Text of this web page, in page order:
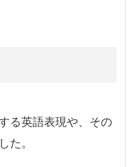
る英語表現や、その
た。